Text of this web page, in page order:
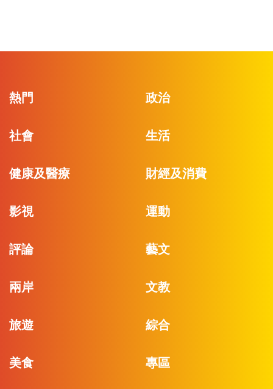
熱門 政治
社會 生活
健康及醫療 財經及消費
影視 運動
評論 藝文
兩岸 文教
旅遊 綜合
美食 專區